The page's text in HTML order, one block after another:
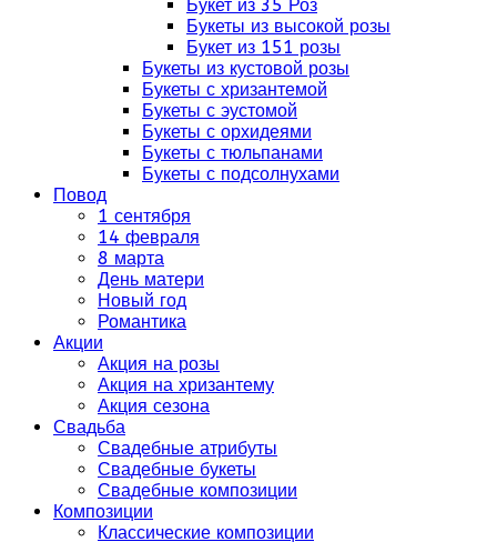
Букет из 35 Роз
Букеты из высокой розы
Букет из 151 розы
Букеты из кустовой розы
Букеты с хризантемой
Букеты с эустомой
Букеты с орхидеями
Букеты с тюльпанами
Букеты с подсолнухами
Повод
1 сентября
14 февраля
8 марта
День матери
Новый год
Романтика
Акции
Акция на розы
Акция на хризантему
Акция сезона
Свадьба
Свадебные атрибуты
Свадебные букеты
Свадебные композиции
Композиции
Классические композиции